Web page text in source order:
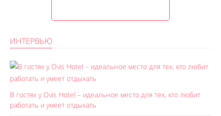
ИНТЕРВЬЮ
В гостях у Ovis Hotel – идеальное место для тех, кто любит
работать и умеет отдыхать